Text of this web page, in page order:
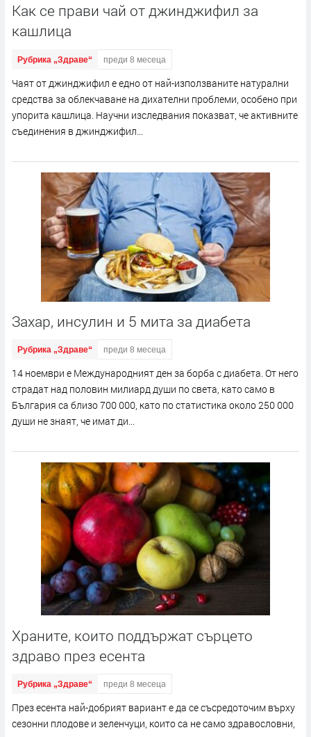
Как се прави чай от джинджифил за
кашлица
Рубрика „Здраве“ преди 8 месеца
Чаят от джинджифил е едно от най-използваните натурални
средства за облекчаване на дихателни проблеми, особено при
упорита кашлица. Научни изследвания показват, че активните
съединения в джинджифил...
Захар, инсулин и 5 мита за диабета
Рубрика „Здраве“ преди 8 месеца
14 ноември е Международният ден за борба с диабета. От него
страдат над половин милиард души по света, като само в
България са близо 700 000, като по статистика около 250 000
души не знаят, че имат ди...
Храните, които поддържат сърцето
здраво през есента
Рубрика „Здраве“ преди 8 месеца
През есента най-добрият вариант е да се съсредоточим върху
сезонни плодове и зеленчуци, които са не само здравословни,